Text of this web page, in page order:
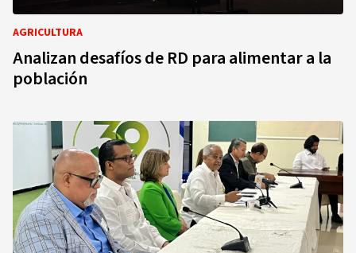
AGRICULTURA
Analizan desafíos de RD para alimentar a la
población